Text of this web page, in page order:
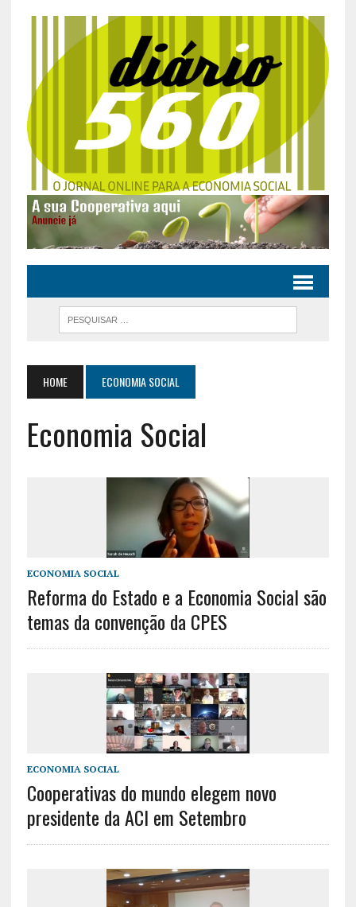
HOME ECONOMIA SOCIAL
Economia Social
ECONOMIA SOCIAL
Reforma do Estado e a Economia Social são
temas da convenção da CPES
ECONOMIA SOCIAL
Cooperativas do mundo elegem novo
presidente da ACI em Setembro